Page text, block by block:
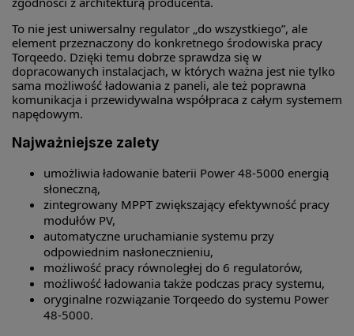
To nie jest uniwersalny regulator „do wszystkiego”, ale
element przeznaczony do konkretnego środowiska pracy
Torqeedo. Dzięki temu dobrze sprawdza się w
dopracowanych instalacjach, w których ważna jest nie tylko
sama możliwość ładowania z paneli, ale też poprawna
komunikacja i przewidywalna współpraca z całym systemem
napędowym.
Najważniejsze zalety
umożliwia ładowanie baterii Power 48-5000 energią
słoneczną,
zintegrowany MPPT zwiększający efektywność pracy
modułów PV,
automatyczne uruchamianie systemu przy
odpowiednim nasłonecznieniu,
możliwość pracy równoległej do 6 regulatorów,
możliwość ładowania także podczas pracy systemu,
oryginalne rozwiązanie Torqeedo do systemu Power
48-5000.